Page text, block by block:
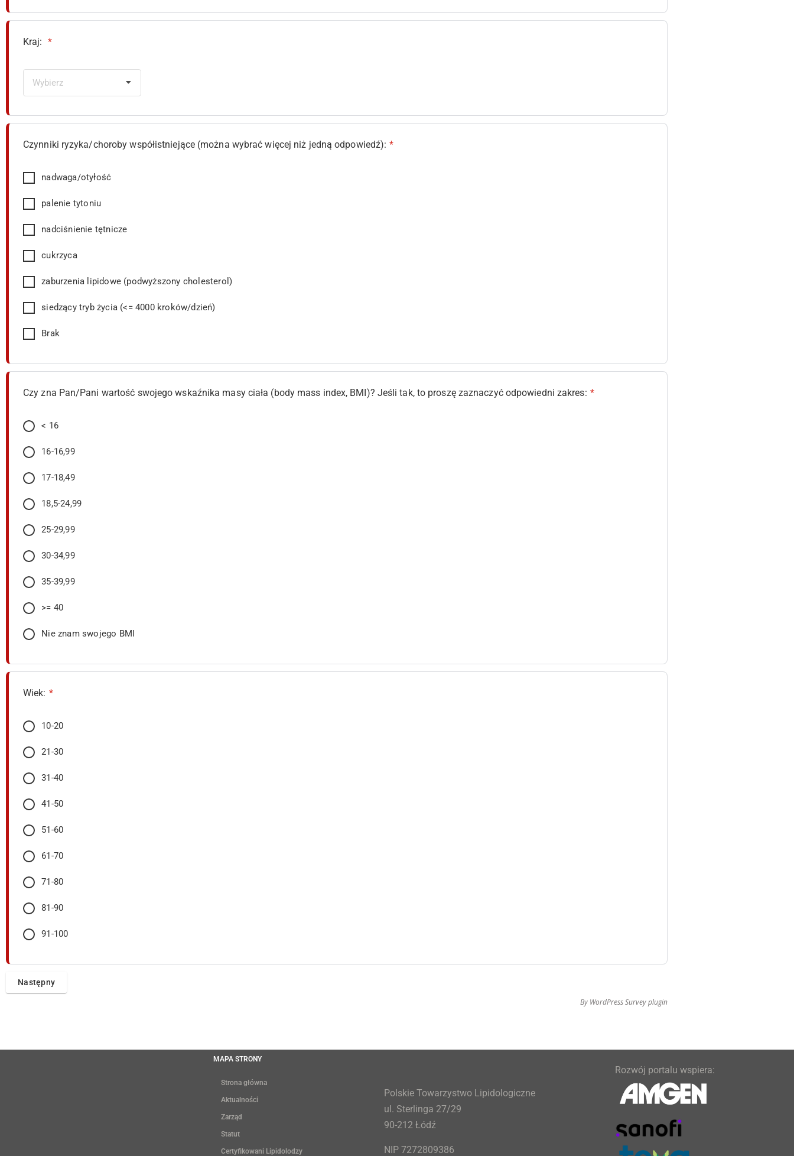
Kraj: *
Wybierz
Czynniki ryzyka/choroby współistniejące (można wybrać więcej niż jedną odpowiedź): *
nadwaga/otyłość
palenie tytoniu
nadciśnienie tętnicze
cukrzyca
zaburzenia lipidowe (podwyższony cholesterol)
siedzący tryb życia (<= 4000 kroków/dzień)
Brak
Czy zna Pan/Pani wartość swojego wskaźnika masy ciała (body mass index, BMI)? Jeśli tak, to proszę zaznaczyć odpowiedni zakres: *
< 16
16-16,99
17-18,49
18,5-24,99
25-29,99
30-34,99
35-39,99
>= 40
Nie znam swojego BMI
Wiek: *
10-20
21-30
31-40
41-50
51-60
61-70
71-80
81-90
91-100
By WordPress Survey plugin
MAPA STRONY
Strona główna
Aktualności
Zarząd
Statut
Certyfikowani Lipidolodzy
Polskie Towarzystwo Lipidologiczne
ul. Sterlinga 27/29
90-212 Łódź
NIP 7272809386
Rozwój portalu wspiera: